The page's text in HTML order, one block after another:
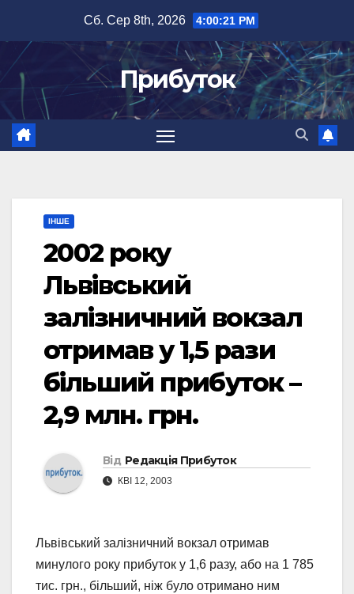
вмісту
Сб. Сер 8th, 2026 4:00:22 PM
Прибуток
ІНШЕ
2002 року
Львівський
залізничний вокзал
отримав у 1,5 рази
більший прибуток –
2,9 млн. грн.
Від Редакція Прибуток
КВІ 12, 2003
Львівський залізничний вокзал отримав
минулого року прибуток у 1,6 разу, або на 1 785
тис. грн., більший, ніж було отримано ним